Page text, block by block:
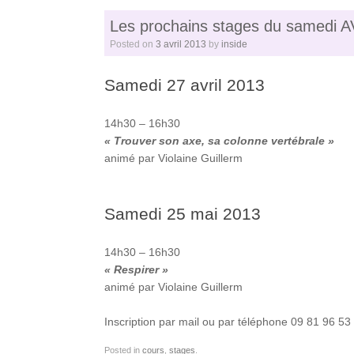
Les prochains stages du samedi
Posted on 3 avril 2013 by inside
Samedi 27 avril 2013
14h30 – 16h30
« Trouver son axe, sa colonne vertébrale »
animé par Violaine Guillerm
Samedi 25 mai 2013
14h30 – 16h30
« Respirer »
animé par Violaine Guillerm
Inscription par mail ou par téléphone 09 81 96
Posted in cours stages